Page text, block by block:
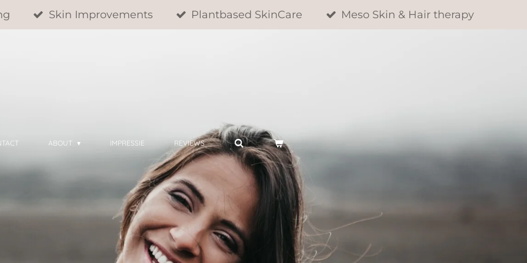
Skin Improvements Plantbased SkinCare Meso Skin & Hair therapy
ABOUT IMPRESSIE REVIEWS